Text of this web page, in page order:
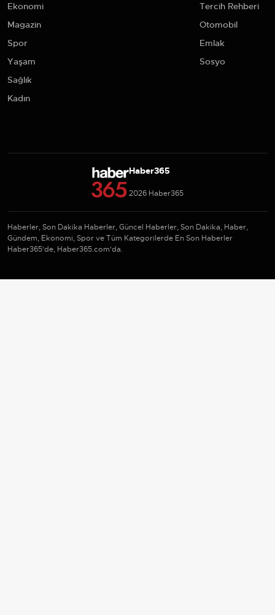
Ekonomi
Magazin
Spor
Yaşam
Sağlık
Kadın
Tercih Rehberi
Otomobil
Emlak
Sosyo
Haber365
2026 Haber365
Haberler, Son Dakika Haberler, Güncel Haberler, Son Dakika, Haber,
Gündem, Ekonomi, Spor ve Tüm Kategorilerde En Son Haberler
Haber365'de, Haber365.com'da.